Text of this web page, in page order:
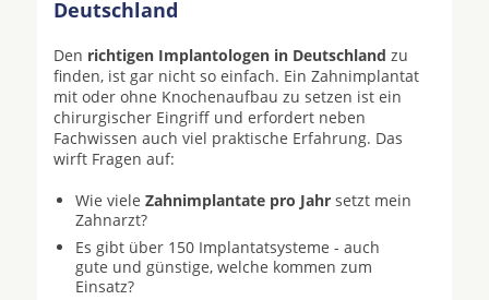
Deutschland
Den richtigen Implantologen in Deutschland zu
finden, ist gar nicht so einfach. Ein Zahnimplantat
mit oder ohne Knochenaufbau zu setzen ist ein
chirurgischer Eingriff und erfordert neben
Fachwissen auch viel praktische Erfahrung. Das
wirft Fragen auf:
Wie viele Zahnimplantate pro Jahr setzt mein
Zahnarzt?
Es gibt über 150 Implantatsysteme - auch
gute und günstige, welche kommen zum
Einsatz?